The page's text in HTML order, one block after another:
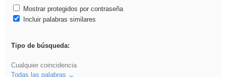
Mostrar protegidos por contraseña
Incluir palabras similares
Tipo de búsqueda:
Cualquier coincidencia
Todas las palabras